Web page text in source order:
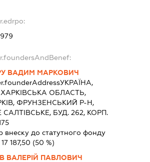
ВАДИМ МАРКОВИЧ
УКРАЇНА,
ХАРКIВСЬКА ОБЛАСТЬ,
ФРУНЗЕНСЬКИЙ Р-Н,
БУД. 262, КОРП.
внеску до статутного фонду
17 187,50 (50 %)
ВАЛЕРІЙ ПАВЛОВИЧ